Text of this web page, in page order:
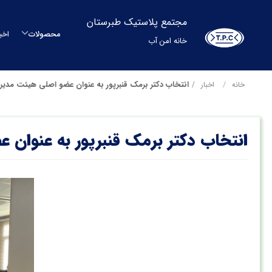
مجتمع پلاستیک طبرستان
خانه امن آب
محصولات
خانه اخبار انتخاب دکتر برمک قنبرپور به عنوان عضو اصلی هیئت
انتخاب دکتر برمک قنبرپور به